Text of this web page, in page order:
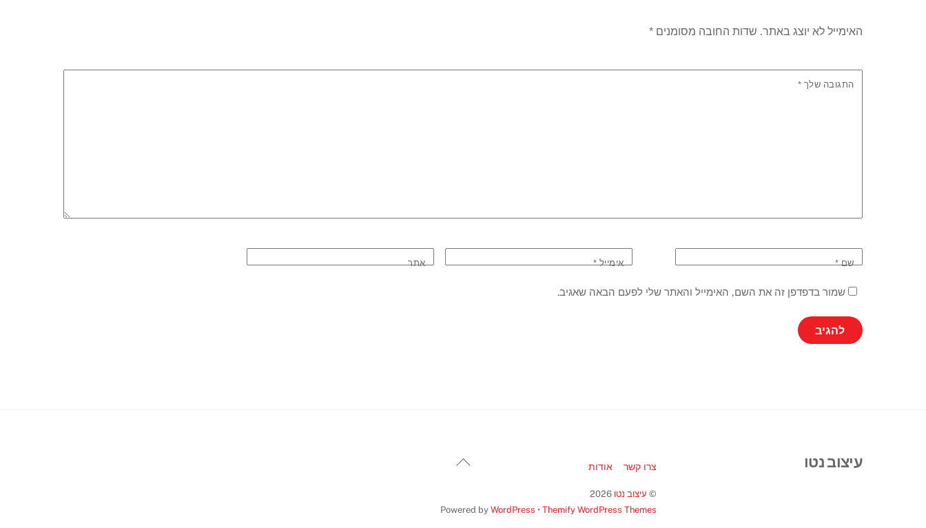
האימייל לא יוצג באתר. שדות החובה מסומנים *
התגובה שלך *
שם* אימייל* אתר
שמור בדפדפן זה את השם, האימייל והאתר שלי לפעם הבאה שאגיב.
Back
עיצוב נטו צרו קשר אודות
© עיצוב נטו 2026
Powered by WordPress • Themify WordPress Themes